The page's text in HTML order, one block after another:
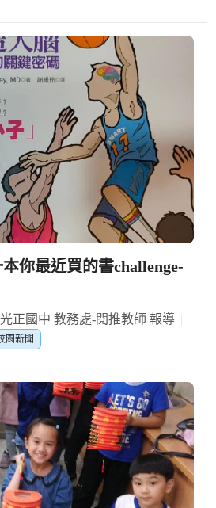
你最近買的書challenge-
正國中 教務處-閱推教師 報導
園新聞